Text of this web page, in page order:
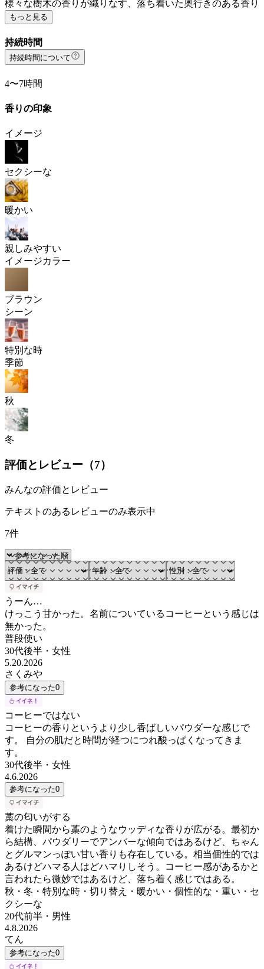
様々な樹木の香りが織りなす、落ち着いた奥行きのある香り
もっと見る
持続時間
持続時間について
4〜7時間
香りの印象
イメージ
セクシーな
暖かい
親しみやすい
イメージカラー
ブラウン
シーン
特別な時
季節
秋
冬
評価とレビュー（7）
みんなの評価とレビュー
テキストのあるレビューのみ表示中
7件
うーん…
けっこう甘かった。名前についているコーヒーという感じは
無かった。
普段使い
30代後半 ・ 女性
5.20.2026
さくみや
参考になった0
コーヒーではない
コーヒーの香りというより少し香ばしいパウダーな感じで
す。 自分の肌だと時間が経つにつれ酸っぱくなってきま
す。
30代後半 ・ 女性
4.6.2026
参考になった0
藁の匂いがする
着けた瞬間から藁のようなウッディな香りが広がる。最初か
ら結構、パウダリーでアンバーな傾向ではあるけど、ちゃん
とグルマンっぽい甘い香りも存在している。相当個性的では
あるけどハマる人はどハマりしそう。コーヒー感があるかと
言われたら微妙ではあるけど、落ち着く感じではある。
秋・冬・特別な時・切り替え・暖かい・個性的な・重い・セ
クシーな
20代前半 ・ 男性
4.8.2026
てん
参考になった0